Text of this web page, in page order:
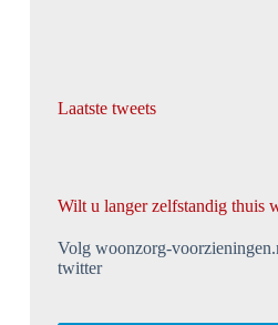
Laatste tweets
Wilt u langer zelfstandig thuis
Volg woonzorg-
twitter